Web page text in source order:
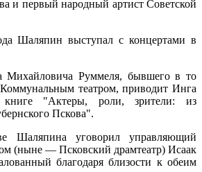
и первый народный артист Советской
Шаляпин выступал с концертами в
Михайловича Руммеля, бывшего в то
театром, приводит Инга
"Актеры, роли, зрители: из
Пскова".
Шаляпина уговорил управляющий
(ныне — Псковский драмтеатр) Исаак
благодаря близости к обеим